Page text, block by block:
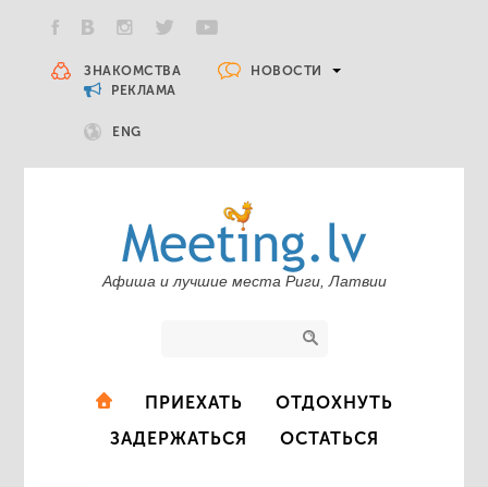
ЗНАКОМСТВА
НОВОСТИ
РЕКЛАМА
ENG
Афиша и лучшие места Риги, Латвии
ПРИЕХАТЬ
ОТДОХНУТЬ
ЗАДЕРЖАТЬСЯ
ОСТАТЬСЯ